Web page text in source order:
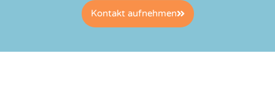
Kontakt aufnehmen